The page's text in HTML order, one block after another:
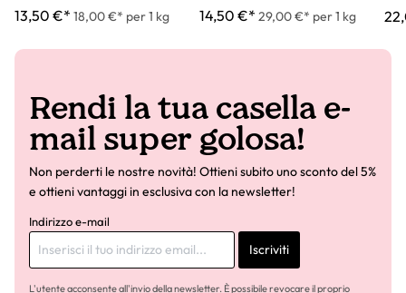
13,50 €* 18,00 €* per 1 kg
14,50 €* 29,00 €* per 1 kg
Rendi la tua casella e-
mail super golosa!
Non perderti le nostre novità! Ottieni subito uno sconto del 5%
e ottieni vantaggi in esclusiva con la newsletter!
Indirizzo e-mail
Iscriviti
L'utente acconsente all'invio della newsletter. È possibile revocare il proprio